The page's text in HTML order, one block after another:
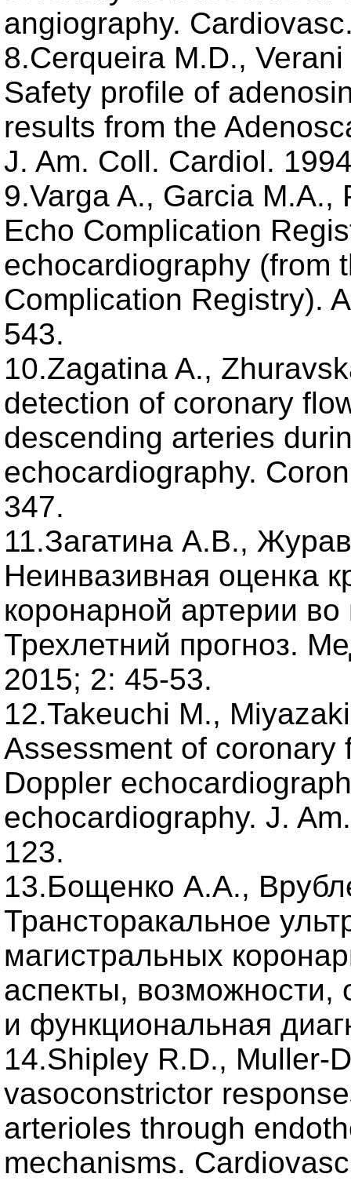
angiography.
8.Cerqueira M.D.,
Safety profile of
results from the
J. Am. Coll. Cardiol.
9.Varga A., Garcia
Echo Complication
echocardiography (from
Complication Registry).
543.
10.Zagatina A.,
detection of coronary
descending arteries
echocardiography.
347.
11.Загатина А.В.,
Неинвазивная оценка
коронарной артерии
Трехлетний прогноз.
2015; 2: 45-53.
12.Takeuchi M.,
Assessment of coronary
Doppler
echocardiography. J.
123.
13.Бощенко А.А.,
Трансторакальное
магистральных
аспекты, возможности,
и функциональная
14.Shipley R.D., Muller-
vasoconstrictor
arterioles through
mechanisms.